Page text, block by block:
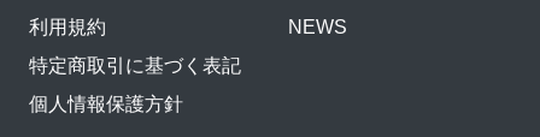
利用規約
特定商取引に基づく表記
個人情報保護方針
NEWS